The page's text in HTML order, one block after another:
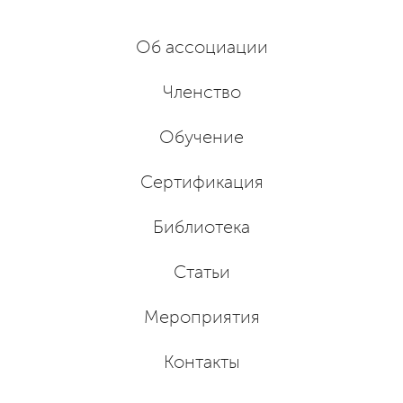
Об ассоциации
Членство
Обучение
Сертификация
Библиотека
Статьи
Мероприятия
Контакты